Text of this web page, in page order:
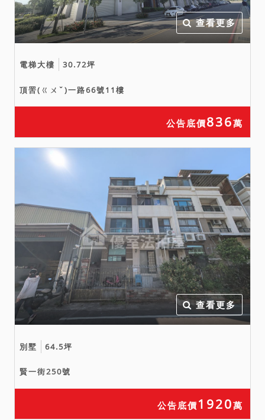
查看更多
電梯大樓 30.72坪
頂罟(ㄍㄨˇ)一路66號11樓
公告底價836萬
查看更多
別墅 64.5坪
賢一街250號
公告底價 1920萬